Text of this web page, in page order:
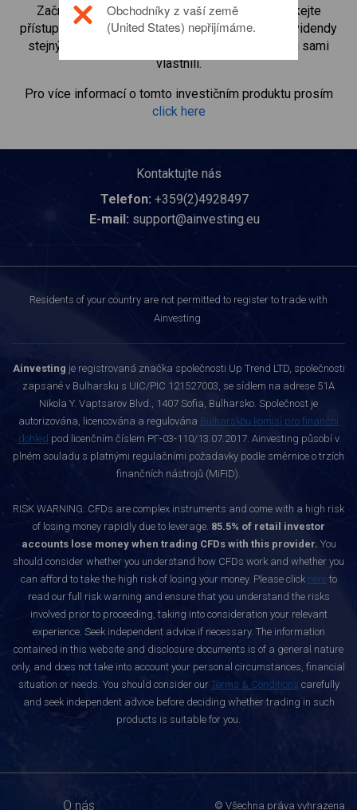
Začněte obchodovat CFD naHammerson
. Získejte
přístup ke kurzům v reálném čase a dostávejte dividendy
stejným způsobem, jako kdybyste akcie opravdu sami
vlastnili.
Pro více informací o tomto investičním produktu prosím
click here
Kontaktujte nás
Telefon: +359(2)4928497
E-mail: support@ainvesting.eu
Residents of your country are not permitted to register to trade with
Ainvesting.
Ainvesting je registrovaná značka společnosti Up Trend LTD, společnosti
zapsané v Bulharsku s UIC/PIC 121527003, se sídlem na adrese 51A
Nikola Y. Vaptsarov Blvd., 1407 Sofia, Bulharsko. Společnost je
autorizována, licencována a regulována Bulharskou komisí pro finanční
dohled pod licenčním číslem РГ-03-110/13.07.2017. Ainvesting působí v
plném souladu s platnými regulačními požadavky podle směrnice o trzích
finančních nástrojů (MiFID).
RISK WARNING: CFDs are complex instruments and come with a high risk
of losing money rapidly due to leverage. 85.5% of retail investor
accounts lose money when trading CFDs with this provider. You
should consider whether you understand how CFDs work and whether you
can afford to take the high risk of losing your money. Please click hereto
read our full risk warning and ensure that you understand the risks
involved prior to proceeding, taking into consideration your relevant
experience. Seek independent advice if necessary. The information
contained in this website and disclosure documents is of a general nature
only, and does not take into account your personal circumstances, financial
situation or needs. You should consider our Terms & Conditions carefully
and seek independent advice before deciding whether trading in such
products is suitable for you.
O nás © Všechna práva vyhrazena
Obchodníky z vaší země
(United States) nepřijímáme.